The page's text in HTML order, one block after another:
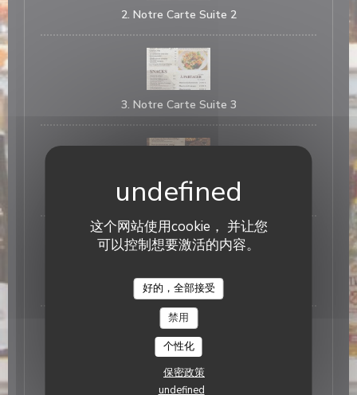
这个网站使用cookie， 并让您
可以控制想要激活的内容。
好的，全部接受
禁用
个性化
保密政策
undefined
2. Notre Carte Suite 2
3. Notre Carte Suite 3
4. Notre Carte 6Suite 4
5. Notre Carte Suite 5
6. Notre Carte Suite 6
Bistro Aldo